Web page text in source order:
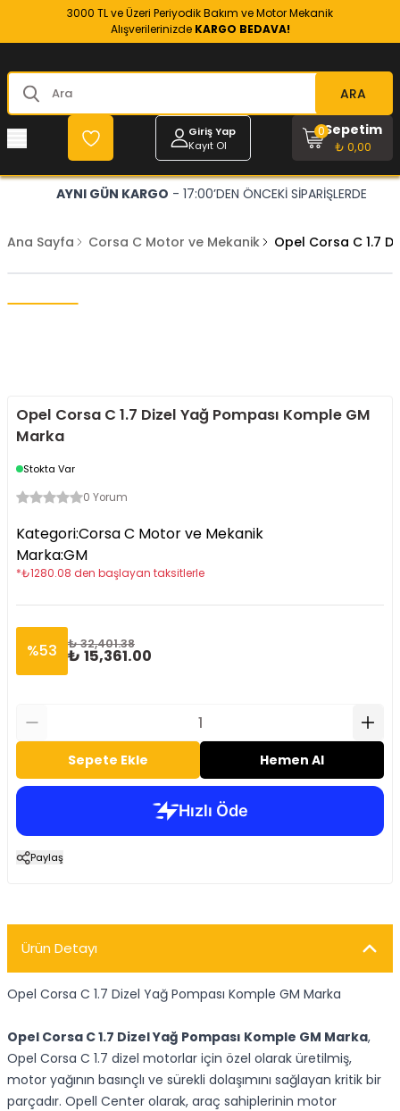
3000 TL ve Üzeri Periyodik Bakım ve Motor Mekanik
Alışverilerinizde KARGO BEDAVA!
ARA
Giriş Yap
Kayıt Ol
Sepetim
₺ 0,00
0
AYNI GÜN KARGO - 17:00’DEN ÖNCEKİ SİPARİŞLERDE
Ana Sayfa Corsa C Motor ve Mekanik Opel Corsa C 1.7
Opel Corsa C 1.7 Dizel Yağ Pompası Komple GM
Marka
Stokta Var
0 Yorum
Kategori:Corsa C Motor ve Mekanik
Marka:GM
*₺1280.08 den başlayan taksitlerle
%53 ₺ 32,401.38
₺ 15,361.00
Sepete Ekle Hemen Al
Paylaş
Ürün Detayı
Opel Corsa C 1.7 Dizel Yağ Pompası Komple GM Marka
Opel Corsa C 1.7 Dizel Yağ Pompası Komple GM Marka,
Opel Corsa C 1.7 dizel motorlar için özel olarak üretilmiş,
motor yağının basınçlı ve sürekli dolaşımını sağlayan kritik bir
parçadır. Opell Center olarak, araç sahiplerinin motor